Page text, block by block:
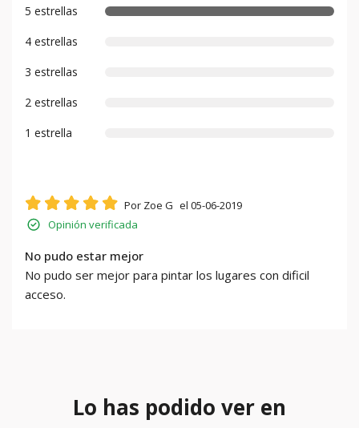
5 estrellas
4 estrellas
3 estrellas
2 estrellas
1 estrella
Por Zoe G el 05-06-2019
Opinión verificada
No pudo estar mejor
No pudo ser mejor para pintar los lugares con dificil
acceso.
Lo has podido ver en